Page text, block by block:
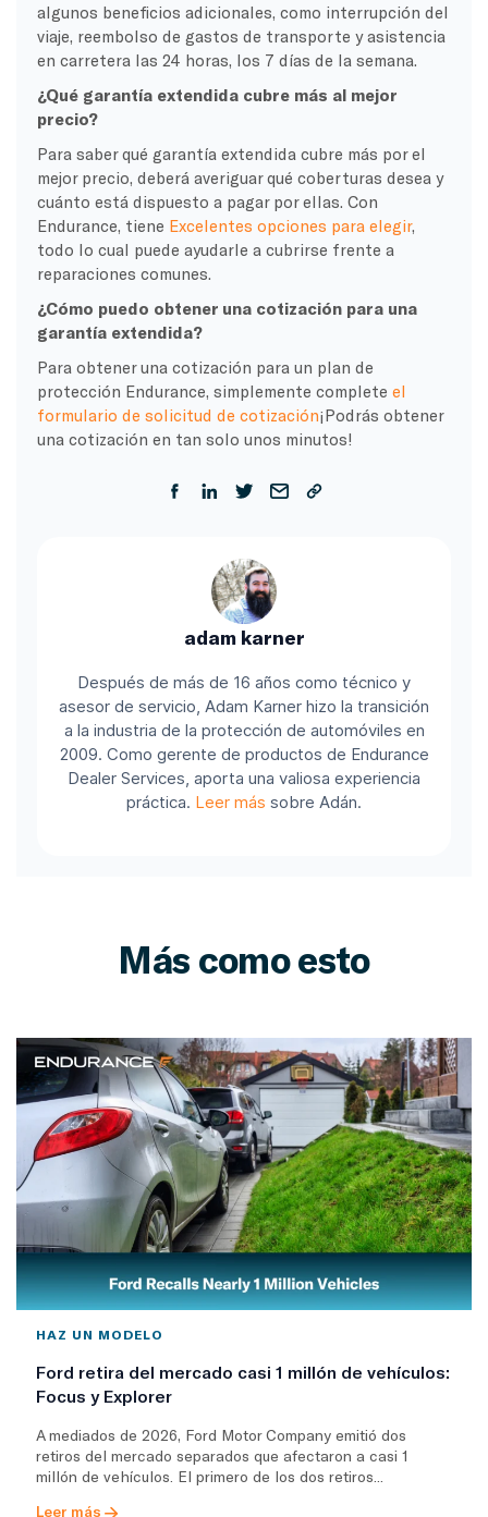
algunos beneficios adicionales, como interrupción del
viaje, reembolso de gastos de transporte y asistencia
en carretera las 24 horas, los 7 días de la semana.
¿Qué garantía extendida cubre más al mejor
precio?
Para saber qué garantía extendida cubre más por el
mejor precio, deberá averiguar qué coberturas desea y
cuánto está dispuesto a pagar por ellas. Con
Endurance, tiene Excelentes opciones para elegir,
todo lo cual puede ayudarle a cubrirse frente a
reparaciones comunes.
¿Cómo puedo obtener una cotización para una
garantía extendida?
Para obtener una cotización para un plan de
protección Endurance, simplemente complete el
formulario de solicitud de cotización¡Podrás obtener
una cotización en tan solo unos minutos!
adam karner
Después de más de 16 años como técnico y
asesor de servicio, Adam Karner hizo la transición
a la industria de la protección de automóviles en
2009. Como gerente de productos de Endurance
Dealer Services, aporta una valiosa experiencia
práctica. Leer más sobre Adán.
Más como esto
HAZ UN MODELO
Ford retira del mercado casi 1 millón de vehículos:
Focus y Explorer
A mediados de 2026, Ford Motor Company emitió dos
retiros del mercado separados que afectaron a casi 1
millón de vehículos. El primero de los dos retiros...
Leer más